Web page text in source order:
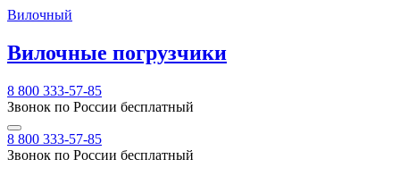
Вилочный
Вилочные погрузчики
8 800 333-57-85
Звонок по России бесплатный
8 800 333-57-85
Звонок по России бесплатный